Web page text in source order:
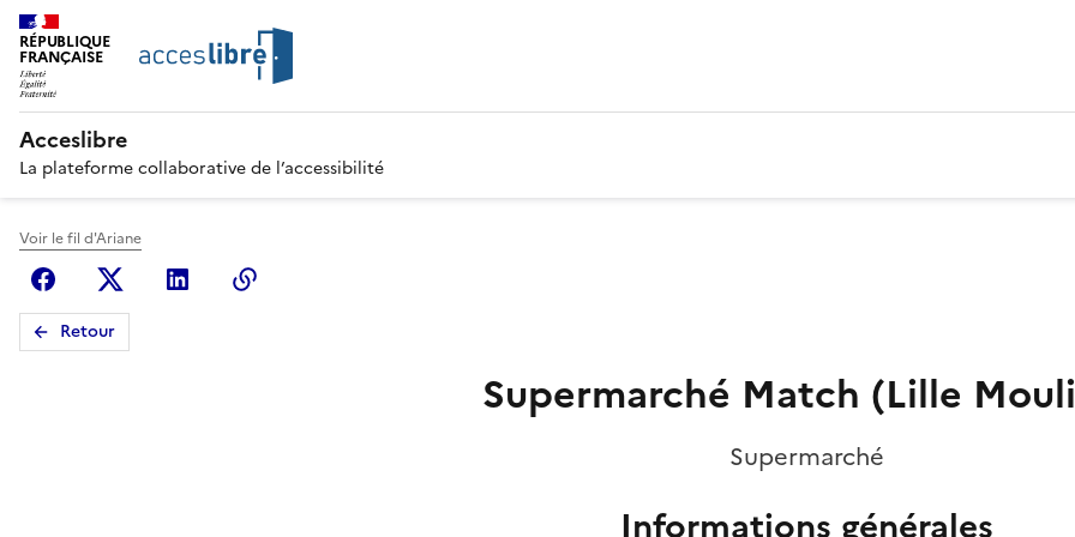
RÉPUBLIQUE
FRANÇAISE
Acceslibre
La plateforme collaborative de l’accessibilité
Voir le fil d'Ariane
FacebookX (anciennement Twitter)
Linkedin
Retour
Supermarché Match (Lille
Supermarché
Informations générales